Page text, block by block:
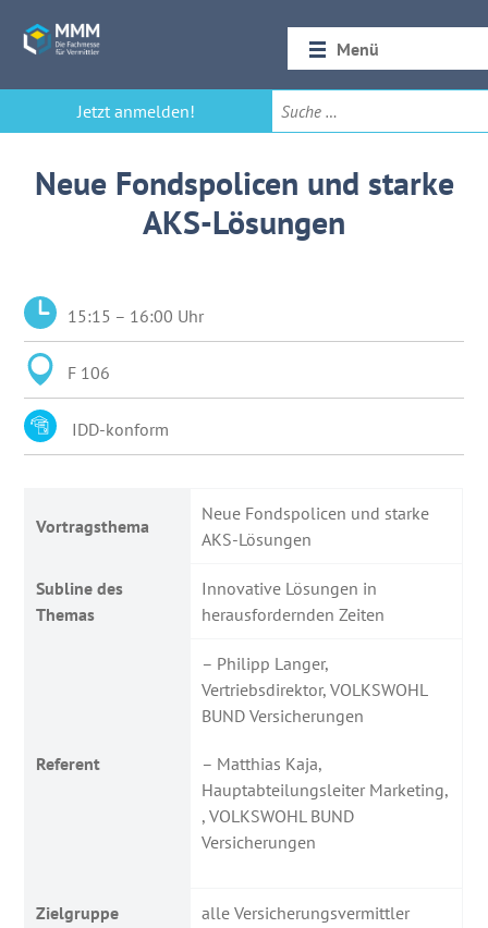
Menü
Startseite
Rückblick 2026
Jetzt anmelden!
Neue Fondspolicen und starke
AKS-Lösungen
15:15 – 16:00 Uhr
F 106
IDD-konform
Vortragsthema
Neue Fondspolicen und starke
AKS-Lösungen
Subline des
Themas
Innovative Lösungen in
herausfordernden Zeiten
Referent
– Philipp Langer,
Vertriebsdirektor, VOLKSWOHL
BUND Versicherungen
– Matthias Kaja,
Hauptabteilungsleiter Marketing,
, VOLKSWOHL BUND
Versicherungen
Zielgruppe alle Versicherungsvermittler